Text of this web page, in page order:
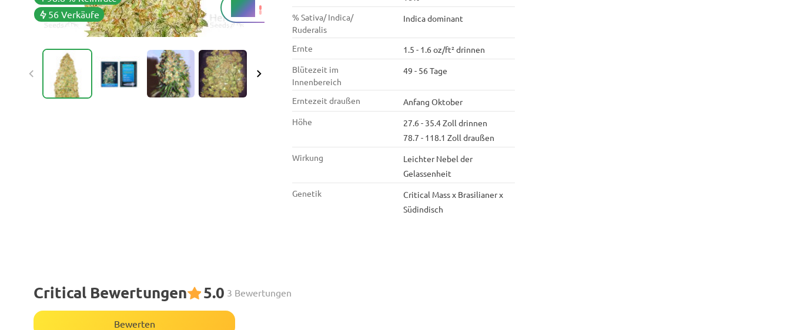
56 Verkäufe
16 %
THC
% Sativa/ Indica/
Ruderalis
Indica dominant
Ernte
1.5 - 1.6 oz/ft² drinnen
Blütezeit im
Innenbereich
49 - 56 Tage
Erntezeit draußen
Anfang Oktober
Höhe
27.6 - 35.4 Zoll drinnen
78.7 - 118.1 Zoll draußen
Wirkung
Leichter Nebel der
Gelassenheit
Genetik
Critical Mass x Brasilianer x
Südindisch
Critical Bewertungen 5.0 3 Bewertungen
Bewerten